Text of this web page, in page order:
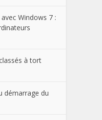
Windows 7 :
à tort
démarrage du